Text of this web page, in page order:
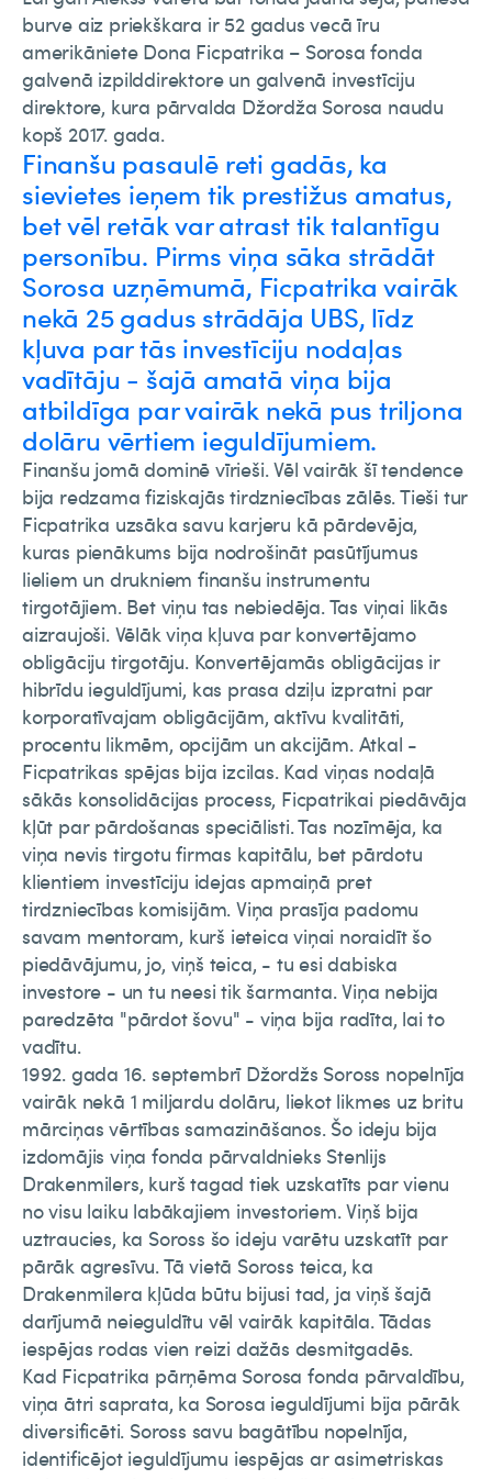
burve aiz priekškara ir 52 gadus vecā īru
amerikāniete Dona Ficpatrika – Sorosa fonda
galvenā izpilddirektore un galvenā investīciju
direktore, kura pārvalda Džordža Sorosa naudu
kopš 2017. gada.
Finanšu pasaulē reti gadās, ka
sievietes ieņem tik prestižus amatus,
bet vēl retāk var atrast tik talantīgu
personību. Pirms viņa sāka strādāt
Sorosa uzņēmumā, Ficpatrika vairāk
nekā 25 gadus strādāja UBS, līdz
kļuva par tās investīciju nodaļas
vadītāju - šajā amatā viņa bija
atbildīga par vairāk nekā pus triljona
dolāru vērtiem ieguldījumiem.
Finanšu jomā dominē vīrieši. Vēl vairāk šī tendence
bija redzama fiziskajās tirdzniecības zālēs. Tieši tur
Ficpatrika uzsāka savu karjeru kā pārdevēja,
kuras pienākums bija nodrošināt pasūtījumus
lieliem un drukniem finanšu instrumentu
tirgotājiem. Bet viņu tas nebiedēja. Tas viņai likās
aizraujoši. Vēlāk viņa kļuva par konvertējamo
obligāciju tirgotāju. Konvertējamās obligācijas ir
hibrīdu ieguldījumi, kas prasa dziļu izpratni par
korporatīvajam obligācijām, aktīvu kvalitāti,
procentu likmēm, opcijām un akcijām. Atkal -
Ficpatrikas spējas bija izcilas. Kad viņas nodaļā
sākās konsolidācijas process, Ficpatrikai piedāvāja
kļūt par pārdošanas speciālisti. Tas nozīmēja, ka
viņa nevis tirgotu firmas kapitālu, bet pārdotu
klientiem investīciju idejas apmaiņā pret
tirdzniecības komisijām. Viņa prasīja padomu
savam mentoram, kurš ieteica viņai noraidīt šo
piedāvājumu, jo, viņš teica, - tu esi dabiska
investore - un tu neesi tik šarmanta. Viņa nebija
paredzēta "pārdot šovu" - viņa bija radīta, lai to
vadītu.
1992. gada 16. septembrī Džordžs Soross nopelnīja
vairāk nekā 1 miljardu dolāru, liekot likmes uz britu
mārciņas vērtības samazināšanos. Šo ideju bija
izdomājis viņa fonda pārvaldnieks Stenlijs
Drakenmilers, kurš tagad tiek uzskatīts par vienu
no visu laiku labākajiem investoriem. Viņš bija
uztraucies, ka Soross šo ideju varētu uzskatīt par
pārāk agresīvu. Tā vietā Soross teica, ka
Drakenmilera kļūda būtu bijusi tad, ja viņš šajā
darījumā neieguldītu vēl vairāk kapitāla. Tādas
iespējas rodas vien reizi dažās desmitgadēs.
Kad Ficpatrika pārņēma Sorosa fonda pārvaldību,
viņa ātri saprata, ka Sorosa ieguldījumi bija pārāk
diversificēti. Soross savu bagātību nopelnīja,
identificējot ieguldījumu iespējas ar asimetriskas